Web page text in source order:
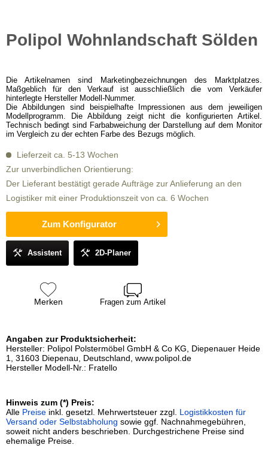
Polipol Wohnlandschaft Sölden
Die Artikelnamen sind Marketingbezeichnungen des Marktplatzes.
Maßgeblich für den Verkauf ist ausschließlich die vom Verkäufer
hinterlegte Hersteller Modell-Nummer.
Die Abbildungen sind beispielhafte Impressionen aus dem jeweiligen
Modellprogramm. Die Abbildung zeigt nicht die konfigurierten Artikel.
Technisch bedingt sind Farbabweichung der Darstellung auf dem Monitor
im Vergleich zu der echten Farbe des Bezugs möglich.
Lieferzeit ca. 5-13 Wochen
Zur unverbindlichen Orientierung:
Der Lieferant bestätigt gerade Aufträge zur Anlieferung an den
Logistiker mit einer Produktionszeit von ca. 6 Wochen
Zum Konfigurator
Assistent 2D-Planer
Merken Fragen zum Artikel
Angaben zur Produktsicherheit:
Hersteller: Polipol Polstermöbel GmbH & Co KG, Diepenauer Heide
1, 31603 Diepenau, Deutschland, www.polipol.de
Hersteller Modell-Nr.: Fratello
Hinweis zum (*) Preis:
Alle Preise inkl. gesetzl. Mehrwertsteuer zzgl. Logistikkosten für
Versand oder Selbstabholung sowie ggf. Nachnahmegebühren,
soweit nicht anders beschrieben. Durchgestrichene Preise sind
ehemalige Preise.